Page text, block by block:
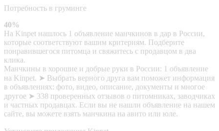
Потребность в груминге
40%
На Kinpet нашлось 1 объявление манчкинов в дар в России,
которые соответствуют вашим критериям. Подберите
понравившегося питомца и свяжитесь с продавцом в два
клика.
Манчкины в хорошие и добрые руки в России: 1 объявление
на Kinpet. ➤ Выбрать верного друга вам поможет информация
в объявлениях: фото, видео, описание, документы и многое
другое ➤ 338 проверенных отзывов о питомниках, заводчиках
и частных продавцах. Если вы не нашли объявление на нашем
сайте, вы можете взять манчкина на авито или юле.